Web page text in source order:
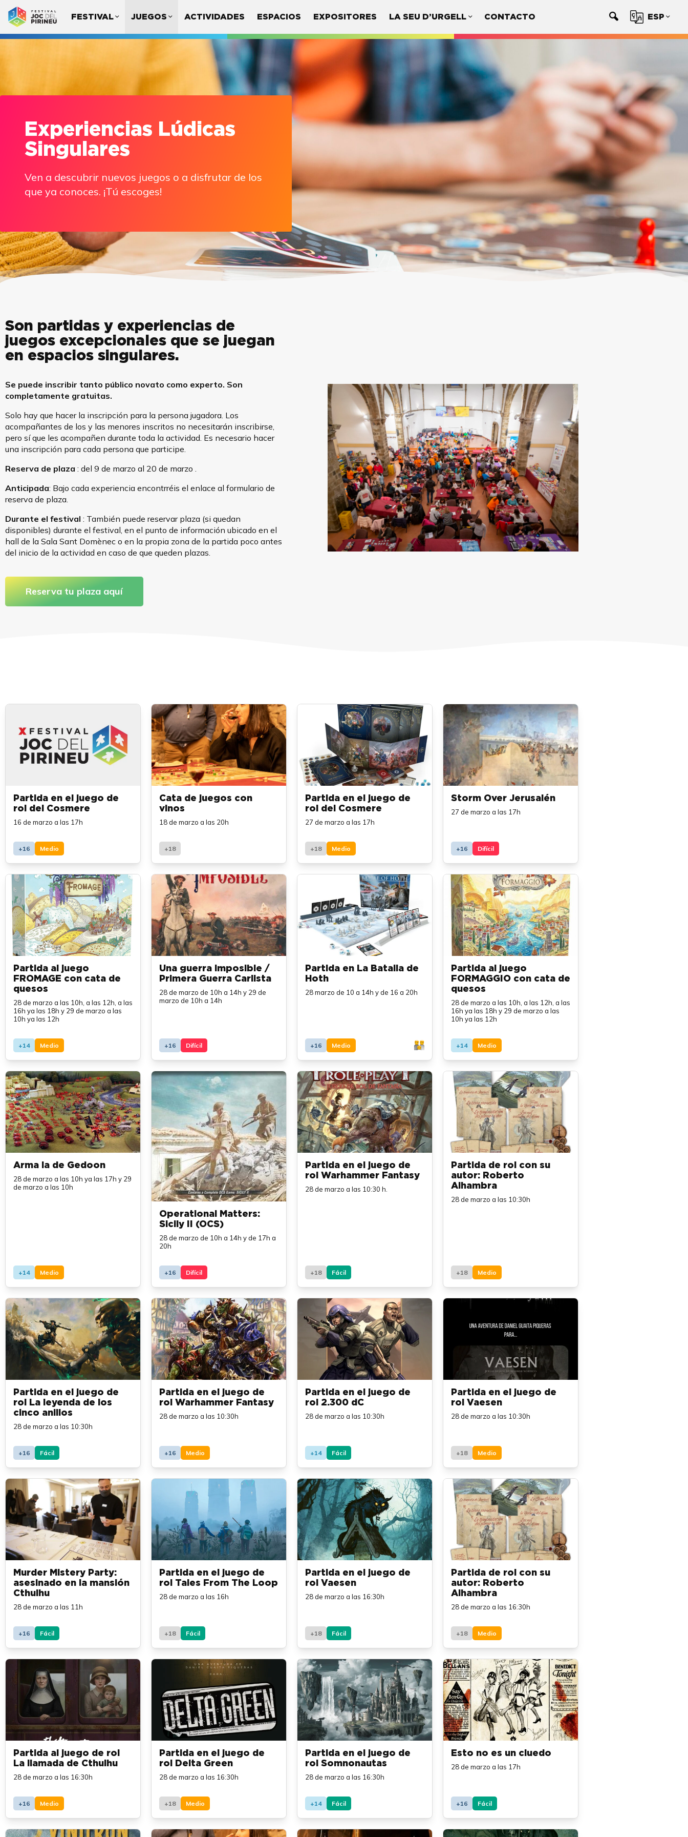
FESTIVAL JUEGOS ACTIVIDADES ESPACIOS EXPOSITORES LA SEU D’URGELL CONTACTO ESP
Experiencias Lúdicas
Singulares
Ven a descubrir nuevos juegos o a disfrutar de los
que ya conoces. ¡Tú escoges!
Son partidas y experiencias de
juegos excepcionales que se juegan
en espacios singulares.
Se puede inscribir tanto público novato como experto. Son
completamente gratuitas.
Solo hay que hacer la inscripción para la persona jugadora. Los
acompañantes de los y las menores inscritos no necesitarán inscribirse,
pero sí que les acompañen durante toda la actividad. Es necesario hacer
una inscripción para cada persona que participe.
Reserva de plaza : del 9 de marzo al 20 de marzo .
Anticipada: Bajo cada experiencia encontrréis el enlace al formulario de
reserva de plaza.
Durante el festival : También puede reservar plaza (si quedan
disponibles) durante el festival, en el punto de información ubicado en el
hall de la Sala Sant Domènec o en la propia zona de la partida poco antes
del inicio de la actividad en caso de que queden plazas.
Reserva tu plaza aquí
Partida en el juego de
rol del Cosmere
16 de marzo a las 17h
+16 Medio
Cata de juegos con
vinos
18 de marzo a las 20h
+18
Partida en el juego de
rol del Cosmere
27 de marzo a las 17h
+18 Medio
Storm Over Jerusalén
27 de marzo a las 17h
+16 Difícil
Partida al juego
FROMAGE con cata de
quesos
28 de marzo a las 10h, a las 12h, a las
16h ya las 18h y 29 de marzo a las
10h ya las 12h
+14 Medio
Una guerra imposible /
Primera Guerra Carlista
28 de marzo de 10h a 14h y 29 de
marzo de 10h a 14h
+16 Difícil
Partida en La Batalla de
Hoth
28 marzo de 10 a 14h y de 16 a 20h
+16 Medio
Partida al juego
FORMAGGIO con cata de
quesos
28 de marzo a las 10h, a las 12h, a las
16h ya las 18h y 29 de marzo a las
10h ya las 12h
+14 Medio
Arma la de Gedoon
28 de marzo a las 10h ya las 17h y 29
de marzo a las 10h
+14 Medio
Operational Matters:
Sicily II (OCS)
28 de marzo de 10h a 14h y de 17h a
20h
+16 Difícil
Partida en el juego de
rol Warhammer Fantasy
28 de marzo a las 10:30 h.
+18 Fácil
Partida de rol con su
autor: Roberto
Alhambra
28 de marzo a las 10:30h
+18 Medio
Partida en el juego de
rol La leyenda de los
cinco anillos
28 de marzo a las 10:30h
+16 Fácil
Partida en el juego de
rol Warhammer Fantasy
28 de marzo a las 10:30h
+16 Medio
Partida en el juego de
rol 2.300 dC
28 de marzo a las 10:30h
+14 Fácil
Partida en el juego de
rol Vaesen
28 de marzo a las 10:30h
+18 Medio
Murder Mistery Party:
asesinado en la mansión
Cthulhu
28 de marzo a las 11h
+16 Fácil
Partida en el juego de
rol Tales From The Loop
28 de marzo a las 16h
+18 Fácil
Partida en el juego de
rol Vaesen
28 de marzo a las 16:30h
+18 Fácil
Partida de rol con su
autor: Roberto
Alhambra
28 de marzo a las 16:30h
+18 Medio
Partida al juego de rol
La llamada de Cthulhu
28 de marzo a las 16:30h
+16 Medio
Partida en el juego de
rol Delta Green
28 de marzo a las 16:30h
+18 Medio
Partida en el juego de
rol Somnonautas
28 de marzo a las 16:30h
+14 Fácil
Esto no es un cluedo
28 de marzo a las 17h
+16 Fácil